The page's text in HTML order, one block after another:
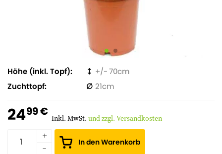
Höhe (inkl. Topf)
70
Zuchttopf
21
2499 € Inkl. MwSt. und zzgl. Versandkosten
In den Warenkorb